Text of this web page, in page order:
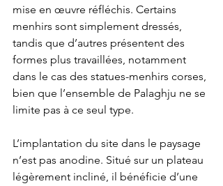
mise en œuvre réfléchis. Certains
menhirs sont simplement dressés,
tandis que d’autres présentent des
formes plus travaillées, notamment
dans le cas des statues-menhirs corses,
bien que l’ensemble de Palaghju ne se
limite pas à ce seul type.
L’implantation du site dans le paysage
n’est pas anodine. Situé sur un plateau
légèrement incliné, il bénéficie d’une